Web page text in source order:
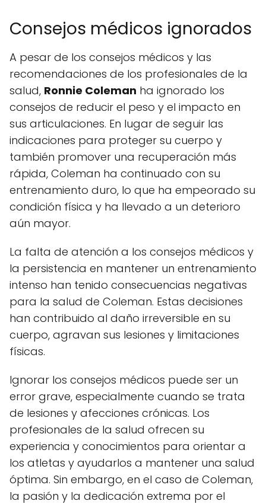
Consejos médicos ignorados
A pesar de los consejos médicos y las
recomendaciones de los profesionales de la
salud, Ronnie Coleman ha ignorado los
consejos de reducir el peso y el impacto en
sus articulaciones. En lugar de seguir las
indicaciones para proteger su cuerpo y
también promover una recuperación más
rápida, Coleman ha continuado con su
entrenamiento duro, lo que ha empeorado su
condición física y ha llevado a un deterioro
aún mayor.
La falta de atención a los consejos médicos y
la persistencia en mantener un entrenamiento
intenso han tenido consecuencias negativas
para la salud de Coleman. Estas decisiones
han contribuido al daño irreversible en su
cuerpo, agravan sus lesiones y limitaciones
físicas.
Ignorar los consejos médicos puede ser un
error grave, especialmente cuando se trata
de lesiones y afecciones crónicas. Los
profesionales de la salud ofrecen su
experiencia y conocimientos para orientar a
los atletas y ayudarlos a mantener una salud
óptima. Sin embargo, en el caso de Coleman,
la pasión y la dedicación extrema por el